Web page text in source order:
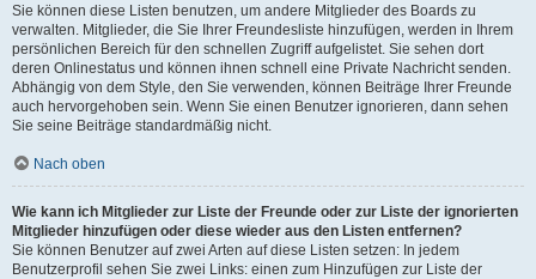
Sie können diese Listen benutzen, um andere Mitglieder des Boards zu
verwalten. Mitglieder, die Sie Ihrer Freundesliste hinzufügen, werden in Ihrem
persönlichen Bereich für den schnellen Zugriff aufgelistet. Sie sehen dort
deren Onlinestatus und können ihnen schnell eine Private Nachricht senden.
Abhängig von dem Style, den Sie verwenden, können Beiträge Ihrer Freunde
auch hervorgehoben sein. Wenn Sie einen Benutzer ignorieren, dann sehen
Sie seine Beiträge standardmäßig nicht.
Nach oben
Wie kann ich Mitglieder zur Liste der Freunde oder zur Liste der ignorierten
Mitglieder hinzufügen oder diese wieder aus den Listen entfernen?
Sie können Benutzer auf zwei Arten auf diese Listen setzen: In jedem
Benutzerprofil sehen Sie zwei Links: einen zum Hinzufügen zur Liste der